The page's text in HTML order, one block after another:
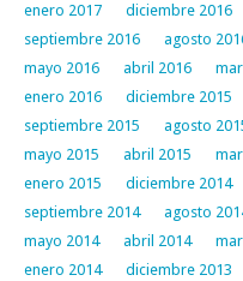
enero 2017
diciembre 2016
septiembre 2016
agosto
mayo 2016
abril 2016
enero 2016
diciembre 2015
septiembre 2015
agosto
mayo 2015
abril 2015
enero 2015
diciembre 2014
septiembre 2014
agosto
mayo 2014
abril 2014
enero 2014
diciembre 2013